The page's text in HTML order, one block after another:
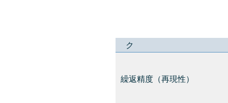
ク
繰返精度（再現性）